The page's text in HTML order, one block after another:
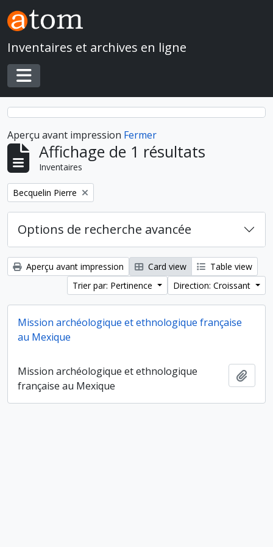
Skip to main content
Inventaires et archives en ligne
Toggle navigation
Aperçu avant impression Fermer
Affichage de 1 résultats
Inventaires
Remove filter:
Becquelin Pierre
Options de recherche avancée
Aperçu avant impression Card view
Table view
Trier par: Pertinence
Direction: Croissant
Mission archéologique et ethnologique française
au Mexique
Mission archéologique et ethnologique
française au Mexique